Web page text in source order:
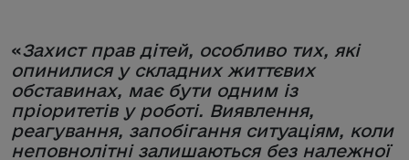
«Захист прав дітей, особливо тих, які
опинилися у складних життєвих
обставинах, має бути одним із
пріоритетів у роботі. Виявлення,
реагування, запобігання ситуаціям, коли
неповнолітні залишаються без належної